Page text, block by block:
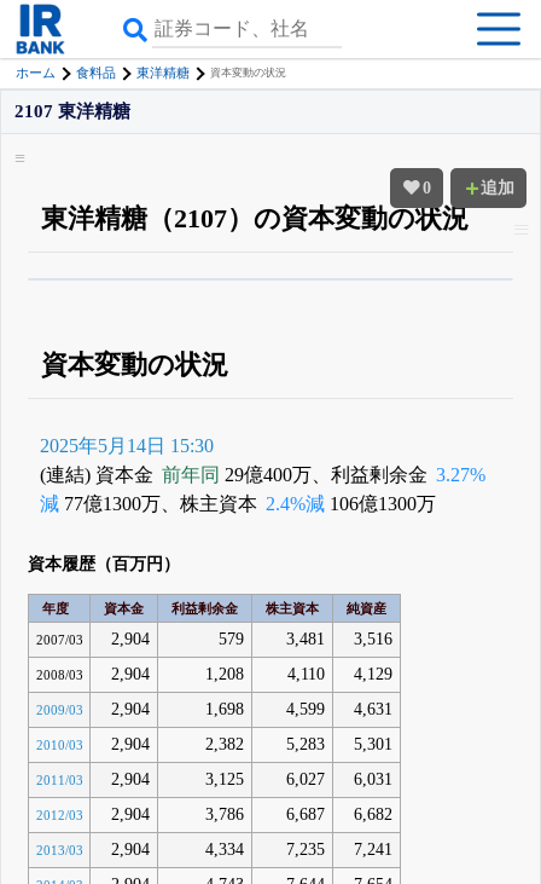
ホーム 食料品 東洋精糖 資本変動の状況
0 追加
2107 東洋精糖
東洋精糖（2107）の資本変動の状況
登録すると永久30%OFFと米株版の先行利用も付きます
資本変動の状況
2025年5月14日 15:30
(連結) 資本金 前年同 29億400万、利益剰余金 3.27%
減 77億1300万、株主資本 2.4%減 106億1300万
資本履歴（百万円）
年度 資本金 利益剰余金 株主資本 純資産
2007/03 2,904 579 3,481 3,516
2008/03 2,904 1,208 4,110 4,129
2009/03 2,904 1,698 4,599 4,631
2010/03 2,904 2,382 5,283 5,301
2011/03 2,904 3,125 6,027 6,031
2012/03 2,904 3,786 6,687 6,682
2013/03 2,904 4,334 7,235 7,241